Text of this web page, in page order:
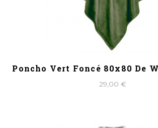
Poncho Vert Foncé 80x80 De
29,00 €